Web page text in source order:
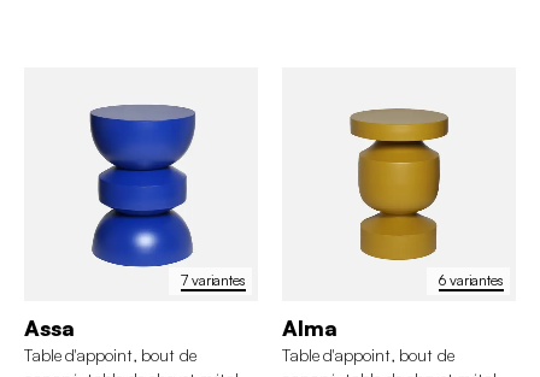
7 variantes
Assa
Table d'appoint, bout de
6 variantes
Alma
Table d'appoint, bout de